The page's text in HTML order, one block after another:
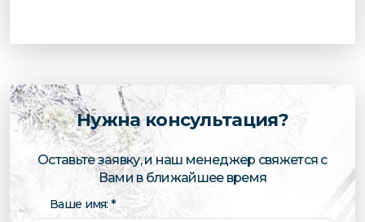
Нужна консультация?
Оставьте заявку, и наш менеджер свяжется с
Вами в ближайшее время
Ваше имя: *